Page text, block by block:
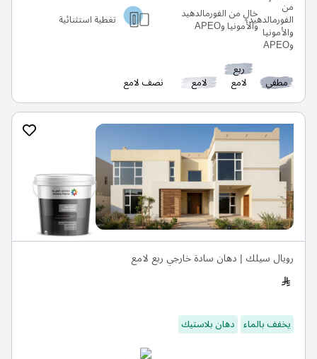
خالٍ من الفورمالدهيد
والأمونيا وAPEO تغطية استثنائية
مطفي
ربع
لامع لامع نصف لامع
رويال سيلك | دهان سادة خارجي ربع لامع
يخفف بالماء دهان بلاستيك